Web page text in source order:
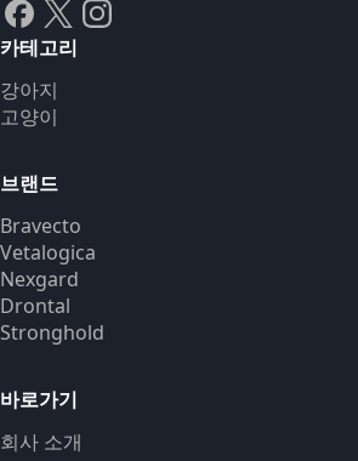
카테고리
강아지
고양이
브랜드
Bravecto
Vetalogica
Nexgard
Drontal
Stronghold
바로가기
회사 소개